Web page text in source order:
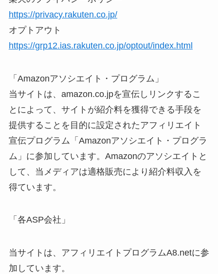
https://privacy.rakuten.co.jp/
オプトアウト
https://grp12.ias.rakuten.co.jp/optout/index.html
「Amazonアソシエイト・プログラム」
当サイトは、amazon.co.jpを宣伝しリンクするこ
とによって、サイトが紹介料を獲得できる手段を
提供することを目的に設定されたアフィリエイト
宣伝プログラム「Amazonアソシエイト・プログラ
ム」に参加しています。Amazonのアソシエイトと
して、当メディアは適格販売により紹介料収入を
得ています。
「各ASP会社」
当サイトは、アフィリエイトプログラムA8.netに参
加しています。